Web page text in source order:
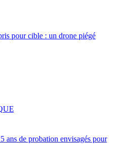
pour cible : un drone piégé
ans de probation envisagés pour